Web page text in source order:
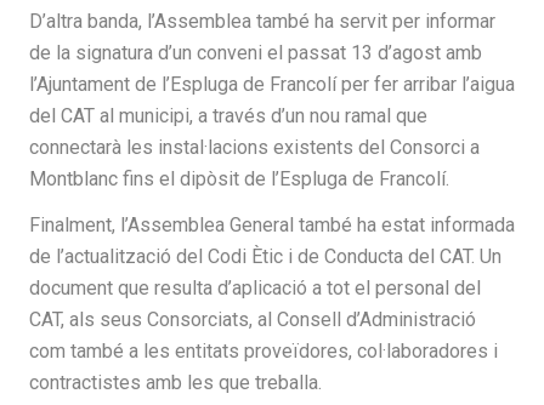
D’altra banda, l’Assemblea també ha servit per informar
de la signatura d’un conveni el passat 13 d’agost amb
l’Ajuntament de l’Espluga de Francolí per fer arribar l’aigua
del CAT al municipi, a través d’un nou ramal que
connectarà les instal·lacions existents del Consorci a
Montblanc fins el dipòsit de l’Espluga de Francolí.
Finalment, l’Assemblea General també ha estat informada
de l’actualització del Codi Ètic i de Conducta del CAT. Un
document que resulta d’aplicació a tot el personal del
CAT, als seus Consorciats, al Consell d’Administració
com també a les entitats proveïdores, col·laboradores i
contractistes amb les que treballa.